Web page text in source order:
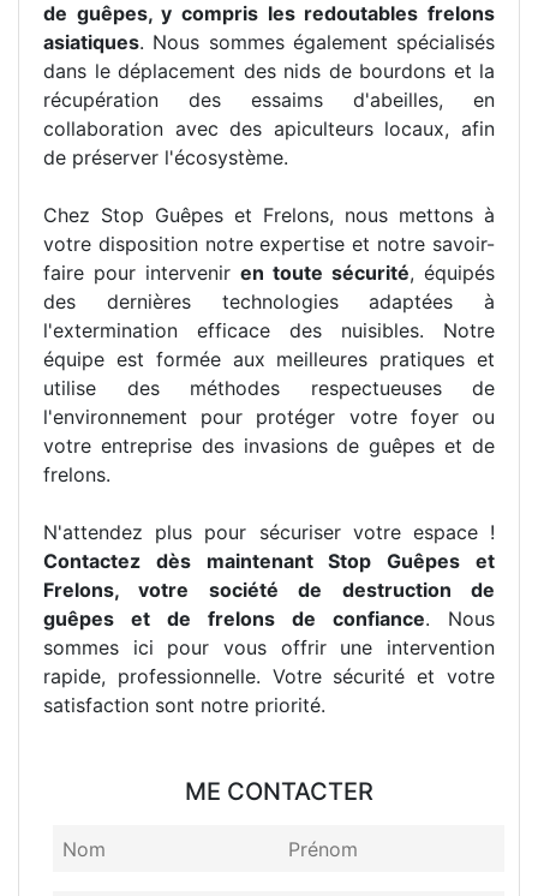
de guêpes, y compris les redoutables frelons
asiatiques. Nous sommes également spécialisés
dans le déplacement des nids de bourdons et la
récupération des essaims d'abeilles, en
collaboration avec des apiculteurs locaux, afin
de préserver l'écosystème.
Chez Stop Guêpes et Frelons, nous mettons à
votre disposition notre expertise et notre savoir-
faire pour intervenir en toute sécurité, équipés
des dernières technologies adaptées à
l'extermination efficace des nuisibles. Notre
équipe est formée aux meilleures pratiques et
utilise des méthodes respectueuses de
l'environnement pour protéger votre foyer ou
votre entreprise des invasions de guêpes et de
frelons.
N'attendez plus pour sécuriser votre espace !
Contactez dès maintenant Stop Guêpes et
Frelons, votre société de destruction de
guêpes et de frelons de confiance. Nous
sommes ici pour vous offrir une intervention
rapide, professionnelle. Votre sécurité et votre
satisfaction sont notre priorité.
ME CONTACTER